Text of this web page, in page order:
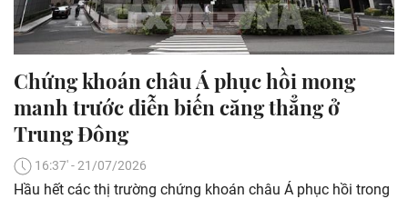
Chứng khoán châu Á phục hồi mong
manh trước diễn biến căng thẳng ở
Trung Đông
16:37' - 21/07/2026
Hầu hết các thị trường chứng khoán châu Á phục hồi trong